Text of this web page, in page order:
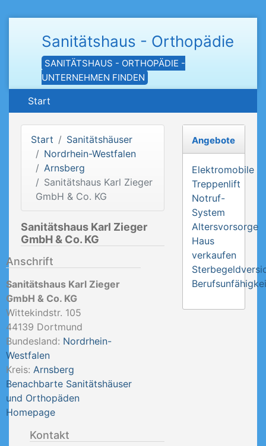
Sanitätshaus - Orthopädie
SANITÄTSHAUS - ORTHOPÄDIE -
UNTERNEHMEN FINDEN
Start
Start
Sanitätshäuser
Nordrhein-Westfalen
Arnsberg
Sanitätshaus Karl Zieger
GmbH & Co. KG
Sanitätshaus Karl Zieger
GmbH & Co. KG
Anschrift
Sanitätshaus Karl Zieger
GmbH & Co. KG
Wittekindstr. 105
44139 Dortmund
Bundesland: Nordrhein-
Westfalen
Kreis: Arnsberg
Benachbarte Sanitätshäuser
und Orthopäden
Homepage
Kontakt
Angebote
Elektromobile
Treppenlift
Notruf-
System
Altersvorsorge
Haus
verkaufen